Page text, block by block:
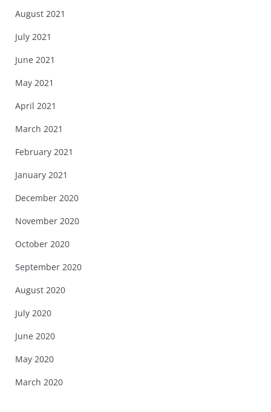
August 2021
July 2021
June 2021
May 2021
April 2021
March 2021
February 2021
January 2021
December 2020
November 2020
October 2020
September 2020
August 2020
July 2020
June 2020
May 2020
March 2020